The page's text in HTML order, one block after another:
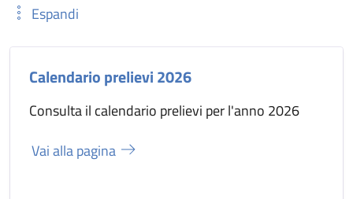
Espandi
Calendario prelievi 2026
Consulta il calendario prelievi per l'anno 2026
Vai alla pagina